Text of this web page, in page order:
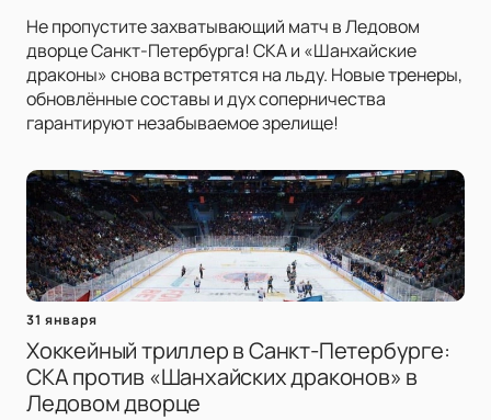
Не пропустите захватывающий матч в Ледовом
дворце Санкт-Петербурга! СКА и «Шанхайские
драконы» снова встретятся на льду. Новые тренеры,
обновлённые составы и дух соперничества
гарантируют незабываемое зрелище!
31 января
Хоккейный триллер в Санкт-Петербурге:
СКА против «Шанхайских драконов» в
Ледовом дворце